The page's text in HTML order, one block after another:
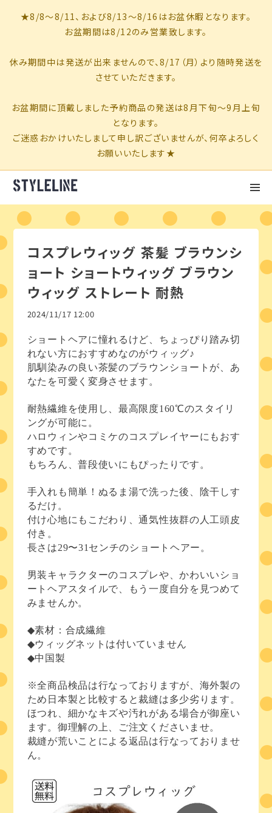
コスプレウィッグ 茶髪 ブラウンシ
ョート ショートウィッグ ブラウン
ウィッグ ストレート 耐熱
2024/11/17 12:00
ショートヘアに憧れるけど、ちょっぴり踏み切
れない方におすすめなのがウィッグ♪
肌馴染みの良い茶髪のブラウンショートが、あ
なたを可愛く変身させます。
耐熱繊維を使用し、最高限度160℃のスタイリ
ングが可能に。
ハロウィンやコミケのコスプレイヤーにもおす
すめです。
もちろん、普段使いにもぴったりです。
手入れも簡単！ぬるま湯で洗った後、陰干しす
るだけ。
付け心地にもこだわり、通気性抜群の人工頭皮
付き。
長さは29〜31センチのショートヘアー。
男装キャラクターのコスプレや、かわいいショ
ートヘアスタイルで、もう一度自分を見つめて
みませんか。
◆素材：合成繊維
◆ウィッグネットは付いていません
◆中国製
※全商品検品は行なっておりますが、海外製の
ため日本製と比較すると裁縫は多少劣ります。
ほつれ、細かなキズや汚れがある場合が御座い
ます。御理解の上、ご注文くださいませ。
裁縫が荒いことによる返品は行なっておりませ
ん。